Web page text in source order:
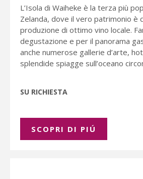
L’Isola di Waiheke è la terza più
Zelanda, dove il vero patrimonio è
produzione di ottimo vino locale.
degustazione e per il panorama
anche numerose gallerie d’arte,
splendide spiagge sull’oceano
SU RICHIESTA
SCOPRI DI PIÚ